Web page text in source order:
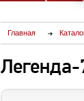
Главная